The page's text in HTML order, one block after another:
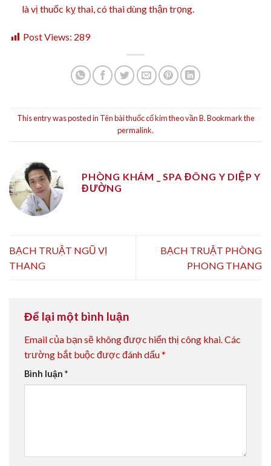
là vị thuốc kỵ thai, có thai dùng thận trọng.
Post Views: 289
This entry was posted in Tên bài thuốc cổ kim theo vần B. Bookmark the
permalink.
PHÒNG KHÁM _ SPA ĐÔNG Y DIỆP Y
ĐƯỜNG
BẠCH TRUẬT NGŨ VỊ
THANG
BẠCH TRUẬT PHÒNG
PHONG THANG
Để lại một bình luận
Email của bạn sẽ không được hiển thị công khai.Các
trường bắt buộc được đánh dấu*
Bình luận *